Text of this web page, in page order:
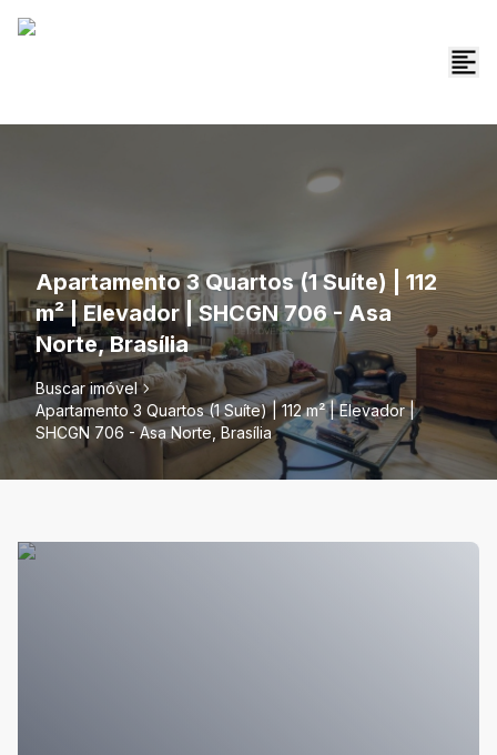
Apartamento 3 Quartos (1 Suíte) | 112
m² | Elevador | SHCGN 706 - Asa
Norte, Brasília
Buscar imóvel
Apartamento 3 Quartos (1 Suíte) | 112 m² | Elevador |
SHCGN 706 - Asa Norte, Brasília